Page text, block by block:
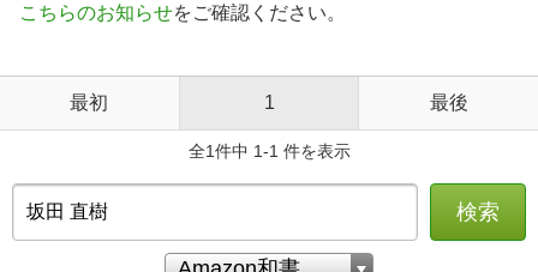
こちらのお知らせをご確認ください。
最初 1 最後
全1件中 1-1 件を表示
検索